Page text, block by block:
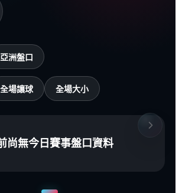
亞洲盤口
全場讓球 全場大小
尚無今日賽事盤口資料